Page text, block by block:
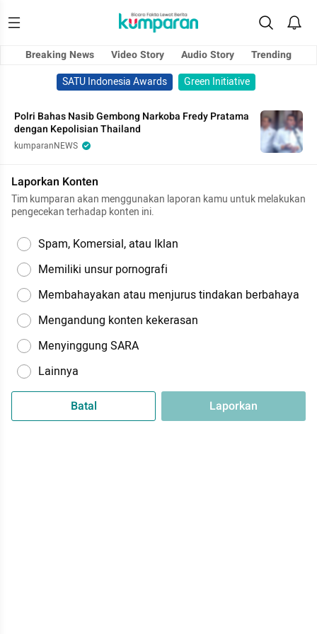
Breaking News Video Story Audio Story
Trending
SATU Indonesia Awards
Green Initiative
Polri Bahas Nasib Gembong Narkoba Fredy Pratama
dengan Kepolisian Thailand
kumparanNEWS
Laporkan Konten
Tim kumparan akan menggunakan laporan kamu untuk melakukan
pengecekan terhadap konten ini.
Spam, Komersial, atau Iklan
Memiliki unsur pornografi
Membahayakan atau menjurus tindakan berbahaya
Mengandung konten kekerasan
Menyinggung SARA
Lainnya
Batal Laporkan